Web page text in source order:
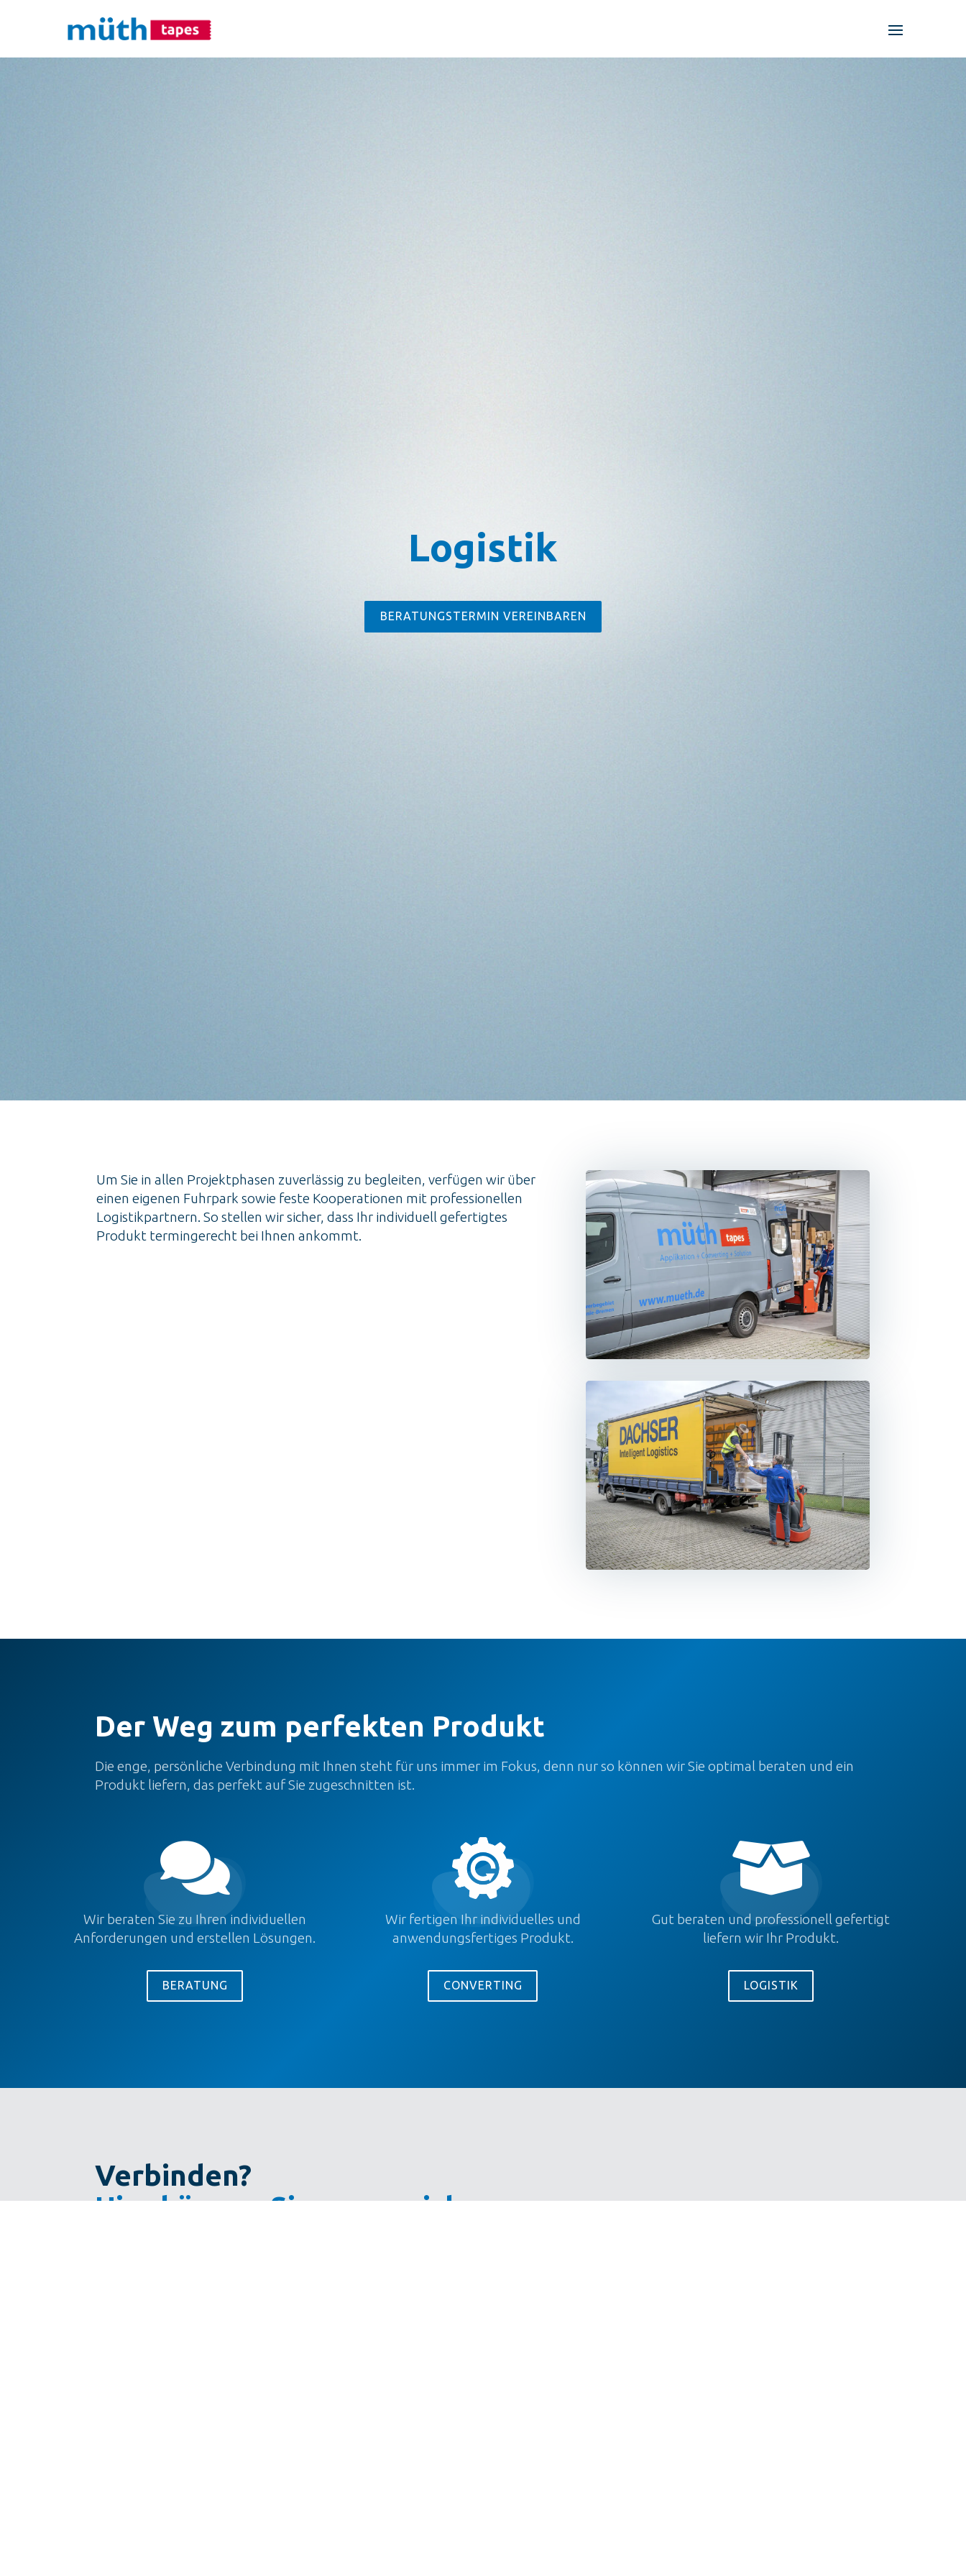
Logistik
BERATUNGSTERMIN VEREINBAREN
Um Sie in allen Projektphasen zuverlässig zu begleiten, verfügen wir über
einen eigenen Fuhrpark sowie feste Kooperationen mit professionellen
Logistikpartnern. So stellen wir sicher, dass Ihr individuell gefertigtes
Produkt termingerecht bei Ihnen ankommt.
Der Weg zum perfekten Produkt
Die enge, persönliche Verbindung mit Ihnen steht für uns immer im Fokus, denn nur so können wir Sie optimal beraten und ein
Produkt liefern, das perfekt auf Sie zugeschnitten ist.

Wir beraten Sie zu Ihren individuellen
Anforderungen und erstellen Lösungen.
BERATUNG
Wir fertigen Ihr individuelles und
anwendungsfertiges Produkt.
CONVERTING

Gut beraten und professionell gefertigt
liefern wir Ihr Produkt.
LOGISTIK
Verbinden?
Hier können Sie uns ereichen.